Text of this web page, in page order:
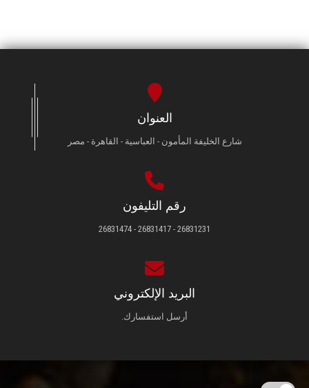
العنوان
شارع الخليفة المأمون - العباسية - القاهرة - مصر
رقم التليفون
26831231 - 26831417 - 26831474
البريد الإلكتروني
أرسل استفسارك.